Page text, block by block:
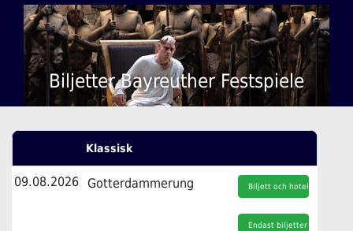
Biljetter Bayreuther Festspiele
Klassisk
09.08.2026 Gotterdammerung Biljett och hotell
Endast biljetter